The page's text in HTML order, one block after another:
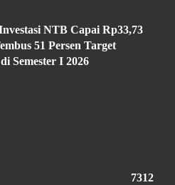
NTB Capai Rp33,73
51 Persen Target
Semester I 2026
7312